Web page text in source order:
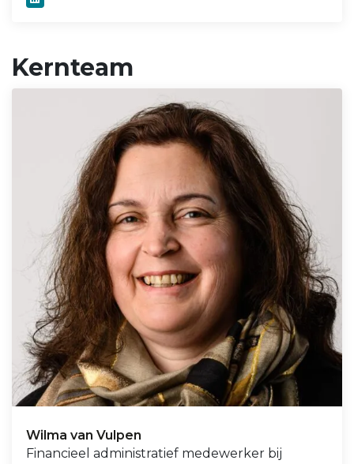
Kernteam
Wilma van Vulpen
Financieel administratief medewerker bij